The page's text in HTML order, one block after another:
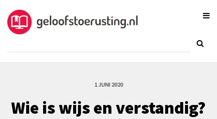
1 JUNI 2020
Wie is wijs en verstandig?